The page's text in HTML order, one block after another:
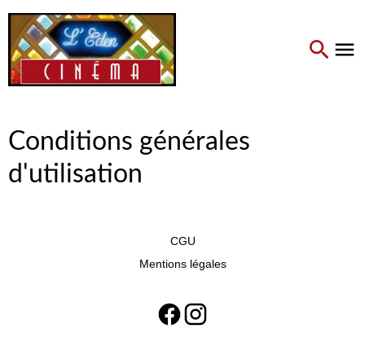
Conditions générales
d'utilisation
CGU
Mentions légales